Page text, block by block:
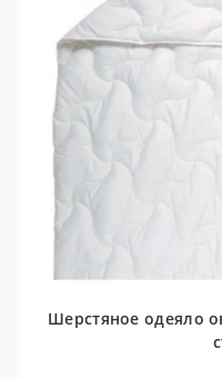
Шерстяное одеяло